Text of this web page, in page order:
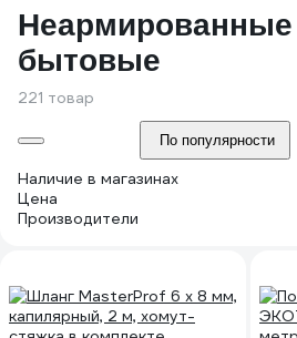
бытовые
221 товар
По популярности
Наличие в магазинах
Цена
Производители